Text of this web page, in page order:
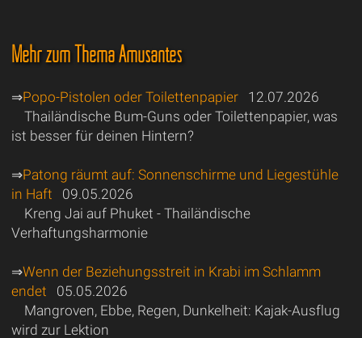
Mehr zum Thema Amüsantes
⇒Popo-Pistolen oder Toilettenpapier12.07.2026
Thailändische Bum-Guns oder Toilettenpapier, was
ist besser für deinen Hintern?
⇒Patong räumt auf: Sonnenschirme und Liegestühle
in Haft 09.05.2026
Kreng Jai auf Phuket - Thailändische
Verhaftungsharmonie
⇒Wenn der Beziehungsstreit in Krabi im Schlamm
endet 05.05.2026
Mangroven, Ebbe, Regen, Dunkelheit: Kajak-Ausflug
wird zur Lektion